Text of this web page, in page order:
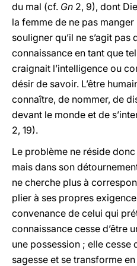
du mal (cf. Gn 2, 9), dont
la femme de ne pas
souligner qu’il ne s’agit pas
connaissance en tant que
craignait l’intelligence ou
désir de savoir. L’être
connaître, de nommer, de
devant le monde et de
2, 19).
Le problème ne réside
mais dans son
ne cherche plus à
plier à ses propres
convenance de celui qui
connaissance cesse d’être
une possession ; elle cesse
sagesse et se transforme